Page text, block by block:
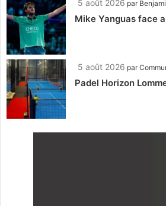
5 août 2026 par
Mike Yanguas face
5 août 2026 par
Padel Horizon